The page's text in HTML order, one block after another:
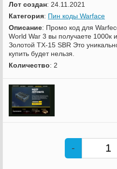
Лот создан: 24.11.2021
Категория: Пин коды Warface
Описание: Промо код для
World War 3 вы получаете 1000к
Золотой TX-15 SBR Это
купить будет нельзя.
Количество: 2
-